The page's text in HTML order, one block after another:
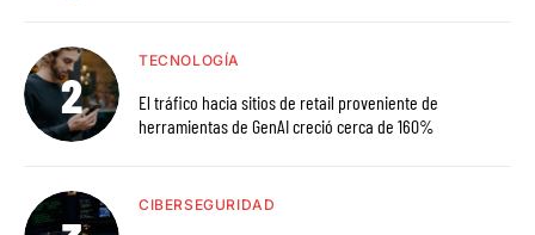
TECNOLOGÍA
El tráfico hacia sitios de retail proveniente de
herramientas de GenAI creció cerca de 160%
CIBERSEGURIDAD